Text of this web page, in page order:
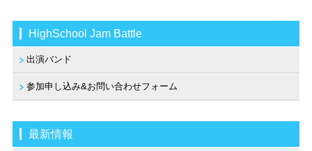
HighSchool Jam Battle
出演バンド
参加申し込み&お問い合わせフォーム
最新情報